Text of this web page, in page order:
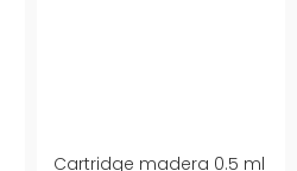
Cartridge madera 0.5 ml